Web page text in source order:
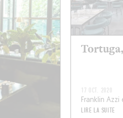
17 OCT. 2020
Franklin Azzi
LIRE LA SUITE